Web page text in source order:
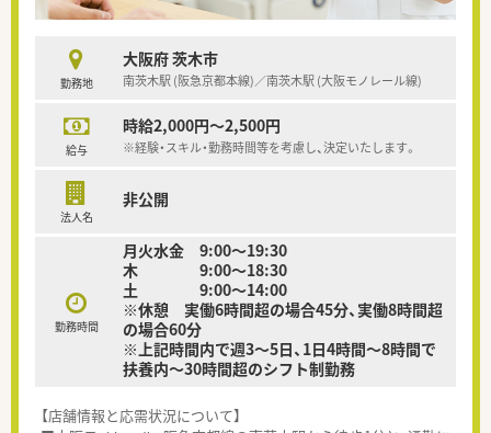
勤務地
大阪府 茨木市
南茨木駅 (阪急京都本線)／南茨木駅 (大阪モノレール線)
給与
時給2,000円～2,500円
※経験・スキル・勤務時間等を考慮し、決定いたします。
法人名
非公開
勤務時間
月火水金 9:00～19:30
木 9:00～18:30
土 9:00～14:00
※休憩 実働6時間超の場合45分、実働8時間超
の場合60分
※上記時間内で週3～5日、1日4時間～8時間で
扶養内～30時間超のシフト制勤務
【店舗情報と応需状況について】